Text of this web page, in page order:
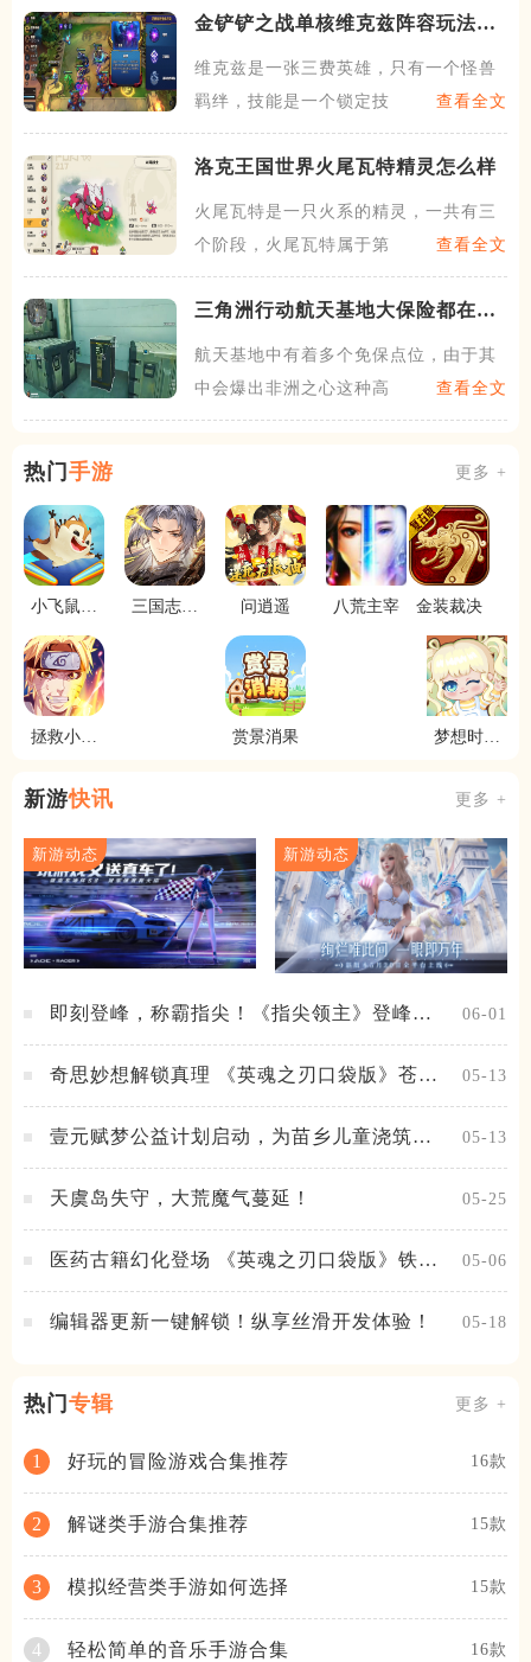
金铲铲之战单核维克兹阵容玩法是
维克兹是一张三费英雄，只有一个怪兽
羁绊，技能是一个锁定技能，
查看全文
洛克王国世界火尾瓦特精灵怎么样
火尾瓦特是一只火系的精灵，一共有三
个阶段，火尾瓦特属于第一阶
查看全文
三角洲行动航天基地大保险都在哪
航天基地中有着多个免保点位，由于其
中会爆出非洲之心这种高价值
查看全文
热门 手游 更多 +
小飞鼠历
三国志幻
问逍遥 八荒主宰 金装裁决
拯救小宇
赏景消果
梦想时光
新游快讯 更多 +
新游动态 新游动态
即刻登峰，称霸指尖！《指尖领主》登峰测
06-01
奇思妙想解锁真理 《英魂之刃口袋版》苍天
05-13
壹元赋梦公益计划启动，为苗乡儿童浇筑梦
05-13
天虞岛失守，大荒魔气蔓延！ 05-25
医药古籍幻化登场 《英魂之刃口袋版》铁扇
05-06
编辑器更新一键解锁！纵享丝滑开发体验！ 05-18
热门 专辑 更多 +
1 好玩的冒险游戏合集推荐 16款
2 解谜类手游合集推荐 15款
3 模拟经营类手游如何选择 15款
4 轻松简单的音乐手游合集 16款